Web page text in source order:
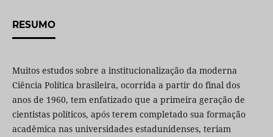
RESUMO
Muitos estudos sobre a institucionalização da moderna
Ciência Política brasileira, ocorrida a partir do final dos
anos de 1960, tem enfatizado que a primeira geração de
cientistas políticos, após terem completado sua formação
acadêmica nas universidades estadunidenses, teriam